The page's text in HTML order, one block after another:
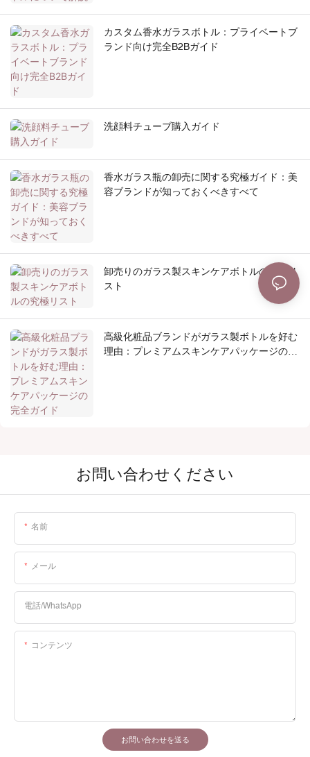
カスタム香水ガラスボトル：プライベートブ
ランド向け完全B2Bガイド
洗顔料チューブ購入ガイド
香水ガラス瓶の卸売に関する究極ガイド：美
容ブランドが知っておくべきすべて
卸売りのガラス製スキンケアボトルの究極リ
スト
高級化粧品ブランドがガラス製ボトルを好む
理由：プレミアムスキンケアパッケージの完
お問い合わせください
名前
メール
電話/WhatsApp
コンテンツ
お問い合わせを送る